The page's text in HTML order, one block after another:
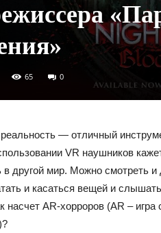
65 0
— отличный
VR наушников
в другой мир. Можно смотреть и
и касаться вещей и
насчет AR-хорроров (AR – игра